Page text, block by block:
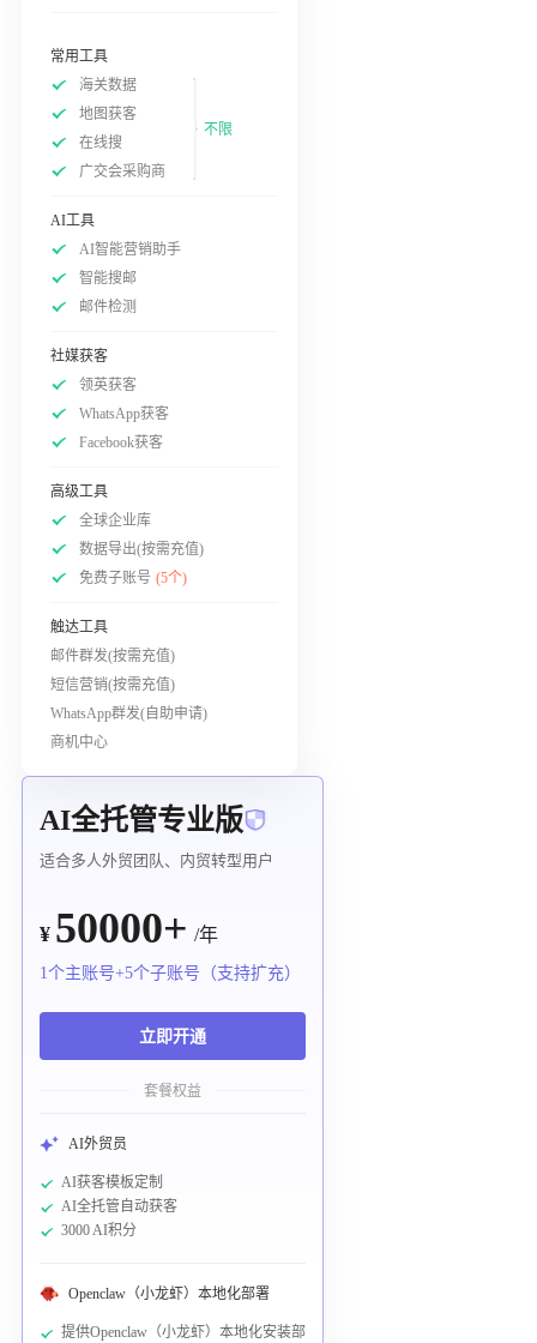
常用工具
海关数据
地图获客
在线搜
广交会采购商
不限
AI工具
AI智能营销助手
智能搜邮
邮件检测
社媒获客
领英获客
WhatsApp获客
Facebook获客
高级工具
全球企业库
数据导出(按需充值)
免费子账号 (5个)
触达工具
邮件群发(按需充值)
短信营销(按需充值)
WhatsApp群发(自助申请)
商机中心
AI全托管专业版
适合多人外贸团队、内贸转型用户
¥ 50000+ /年
1个主账号+5个子账号（支持扩充）
立即开通
套餐权益
AI外贸员
AI获客模板定制
AI全托管自动获客
3000 AI积分
Openclaw（小龙虾）本地化部署
提供Openclaw（小龙虾）本地化安装部